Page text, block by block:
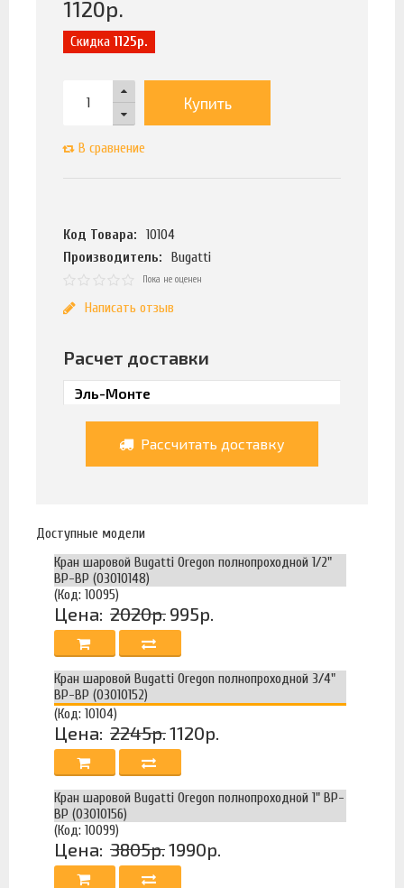
1120р.
Скидка 1125р.
Купить
В сравнение
Код Товара:
10104
Производитель:
Bugatti
Пока не оценен
Написать отзыв
Расчет доставки
Рассчитать доставку
Доступные модели
Кран шаровой Bugatti Oregon полнопроходной 1/2"
ВР-ВР (03010148)
(Код: 10095)
Цена: 2020р. 995р.
Кран шаровой Bugatti Oregon полнопроходной 3/4"
ВР-ВР (03010152)
(Код: 10104)
Цена: 2245р.1120р.
Кран шаровой Bugatti Oregon полнопроходной 1" ВР-
ВР (03010156)
(Код: 10099)
Цена: 3805р.1990р.